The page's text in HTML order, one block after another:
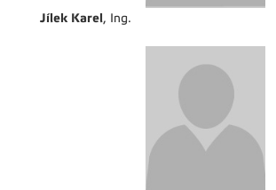
Jílek Karel, Ing.